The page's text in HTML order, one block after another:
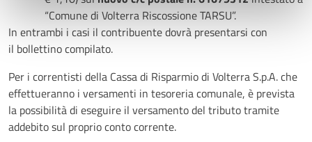
“Comune di Volterra Riscossione TARSU”.
In entrambi i casi il contribuente dovrà presentarsi con
il bollettino compilato.
Per i correntisti della Cassa di Risparmio di Volterra S.p.A. che
effettueranno i versamenti in tesoreria comunale, è prevista
la possibilità di eseguire il versamento del tributo tramite
addebito sul proprio conto corrente.